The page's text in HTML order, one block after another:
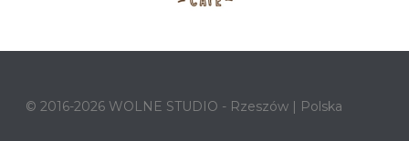
© 2016-2026 WOLNE STUDIO - Rzeszów | Polska